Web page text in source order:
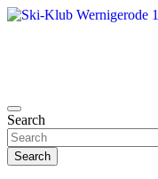
Skip
Ski-Klub
Search
Search